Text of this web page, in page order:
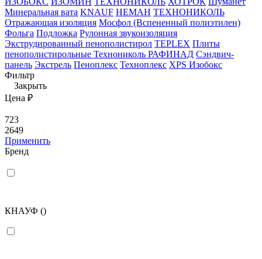
Минеральная вата KNAUF НЕМАН ТЕХНОНИКОЛЬ
Отражающая изоляция Мосфол (Вспененный полиэтилен)
Фольга Подложка Рулонная звукоизоляция
Экструдированный пенополистирол TEPLEX Плиты
пенополистирольные Технониколь РАФИНАД Сэндвич-
панель Экстрель Пеноплекс Техноплекс ХPS Изобокс
Фильтр
Закрыть
Цена ₽
723
2649
Применить
Бренд
КНАУФ ()